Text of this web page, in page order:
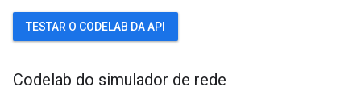
TESTAR O CODELAB DA API
Codelab do simulador de rede